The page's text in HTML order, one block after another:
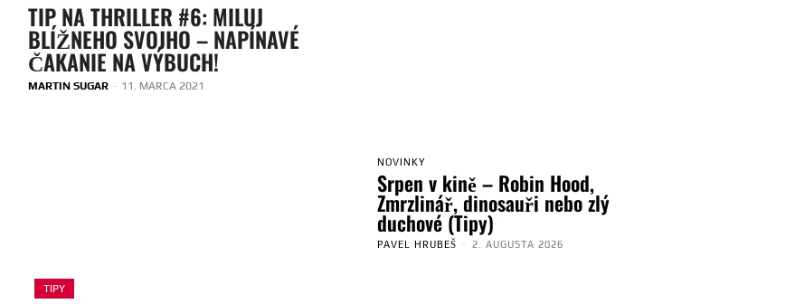
TIP NA THRILLER #6: MILUJ
BLÍŽNEHO SVOJHO – NAPÍNAVÉ
ČAKANIE NA VÝBUCH!
MARTIN SUGAR - 11. MARCA 2021
TIPY
NOVINKY
Srpen v kině – Robin Hood,
Zmrzlinář, dinosauři nebo zlý
duchové (Tipy)
PAVEL HRUBEŠ - 2. AUGUSTA 2026